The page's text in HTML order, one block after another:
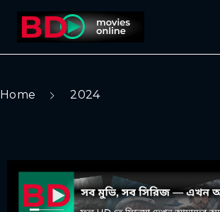
Home 2024